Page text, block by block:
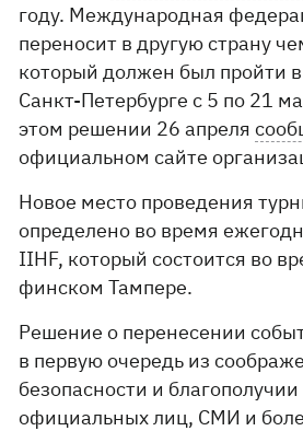
году. Международная
переносит в другую страну
который должен был пройти
Санкт-Петербурге с 5 по 21
этом решении 26 апреля
официальном сайте
Новое место проведения
определено во время
IIHF, который состоится во
финском Тампере.
Решение о перенесении
в первую очередь из
безопасности и
официальных лиц, СМИ и